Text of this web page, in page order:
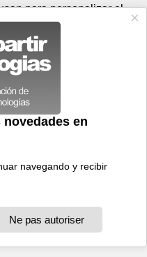
por fecha-Ordenar por pertinencia
Registrar Conectar
para personalizar el
funciones de medios
Además, compartimos
del sitio web con nuestros
publicidad y de análisis
OK